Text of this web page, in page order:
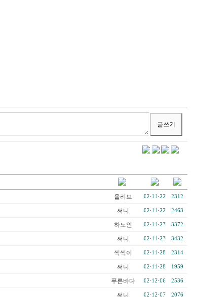
올리브 02·11·22 2312
써니 02·11·22 2463
하노인 02·11·23 3372
써니 02·11·23 3432
씩씩이 02·11·28 2314
써니 02·11·28 1959
푸른바다 02·12·06 2536
써니 02·12·07 2076